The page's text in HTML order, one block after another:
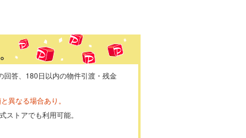
回答、180日以内の物件引渡・残金
異なる場合あり。
トアでも利用可能。